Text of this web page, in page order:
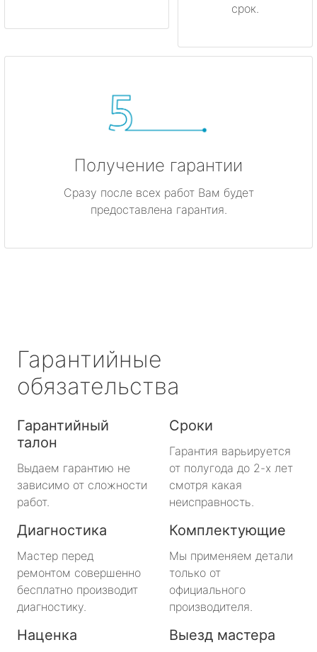
срок.
Получение гарантии
Сразу после всех работ Вам будет
предоставлена гарантия.
Гарантийные
обязательства
Гарантийный
талон
Выдаем гарантию не
зависимо от сложности
работ.
Сроки
Гарантия варьируется
от полугода до 2-х лет
смотря какая
неисправность.
Диагностика
Мастер перед
ремонтом совершенно
бесплатно производит
диагностику.
Комплектующие
Мы применяем детали
только от
официального
производителя.
Наценка Выезд мастера